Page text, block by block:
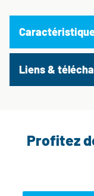
Liens &
Profitez